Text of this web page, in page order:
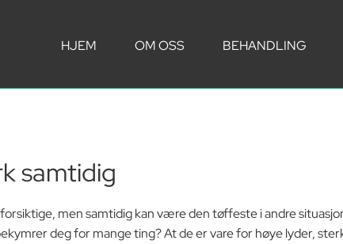
HJEM OM OSS BEHANDLING
samtidig
men samtidig kan være den tøffeste i andre
deg for mange ting? At de er vare for høye lyder,